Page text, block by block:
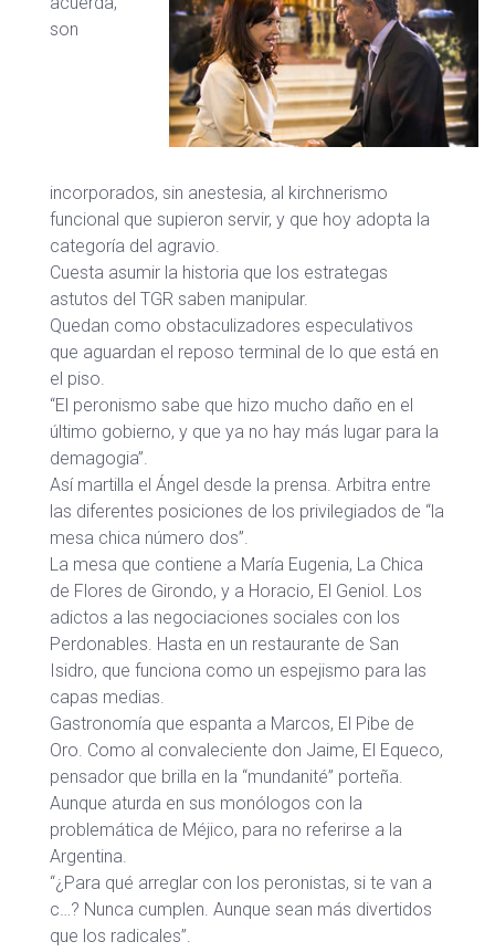
son
incorporados, sin anestesia, al kirchnerismo
funcional que supieron servir, y que hoy adopta la
categoría del agravio.
Cuesta asumir la historia que los estrategas
astutos del TGR saben manipular.
Quedan como obstaculizadores especulativos
que aguardan el reposo terminal de lo que está en
el piso.
“El peronismo sabe que hizo mucho daño en el
último gobierno, y que ya no hay más lugar para la
demagogia”.
Así martilla el Ángel desde la prensa. Arbitra entre
las diferentes posiciones de los privilegiados de “la
mesa chica número dos”.
La mesa que contiene a María Eugenia, La Chica
de Flores de Girondo, y a Horacio, El Geniol. Los
adictos a las negociaciones sociales con los
Perdonables. Hasta en un restaurante de San
Isidro, que funciona como un espejismo para las
capas medias.
Gastronomía que espanta a Marcos, El Pibe de
Oro. Como al convaleciente don Jaime, El Equeco,
pensador que brilla en la “mundanité” porteña.
Aunque aturda en sus monólogos con la
problemática de Méjico, para no referirse a la
Argentina.
“¿Para qué arreglar con los peronistas, si te van a
c…? Nunca cumplen. Aunque sean más divertidos
que los radicales”.